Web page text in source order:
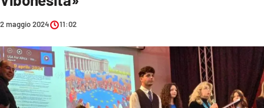
SOCIETÀ
CULTURA
2 maggio 2024 11:02